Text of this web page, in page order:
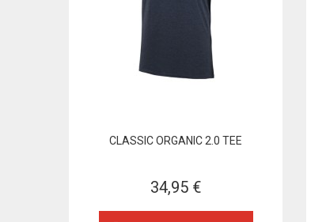
CLASSIC ORGANIC 2.0 TEE
34,95 €